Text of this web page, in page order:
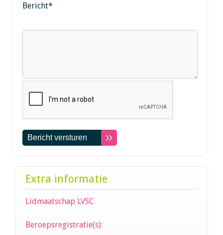
Bericht*
Extra informatie
Lidmaatschap LVSC
Beroepsregistratie(s):